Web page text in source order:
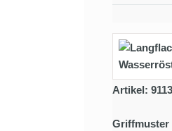
Artikel:
Griffmuster